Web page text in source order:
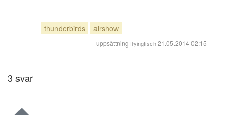
thunderbirds airshow
uppsättning flyingfisch21.05.2014 02:15
3 svar